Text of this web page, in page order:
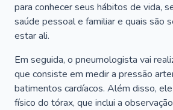
para conhecer seus hábitos de vida,
saúde pessoal e familiar e quais são
estar ali.
Em seguida, o pneumologista vai
que consiste em medir a pressão
batimentos cardíacos. Além disso,
físico do tórax, que inclui a